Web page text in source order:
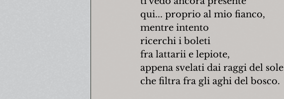
qui... proprio al mio fianco,
mentre intento
ricerchi i boleti
fra lattarii e lepiote,
appena svelati dai raggi del sole
che filtra fra gli aghi del bosco.